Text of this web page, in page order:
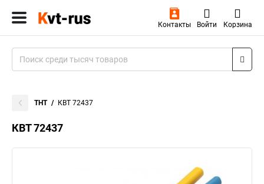
Контакты Войти Корзина
ТНТ КВТ 72437
КВТ 72437